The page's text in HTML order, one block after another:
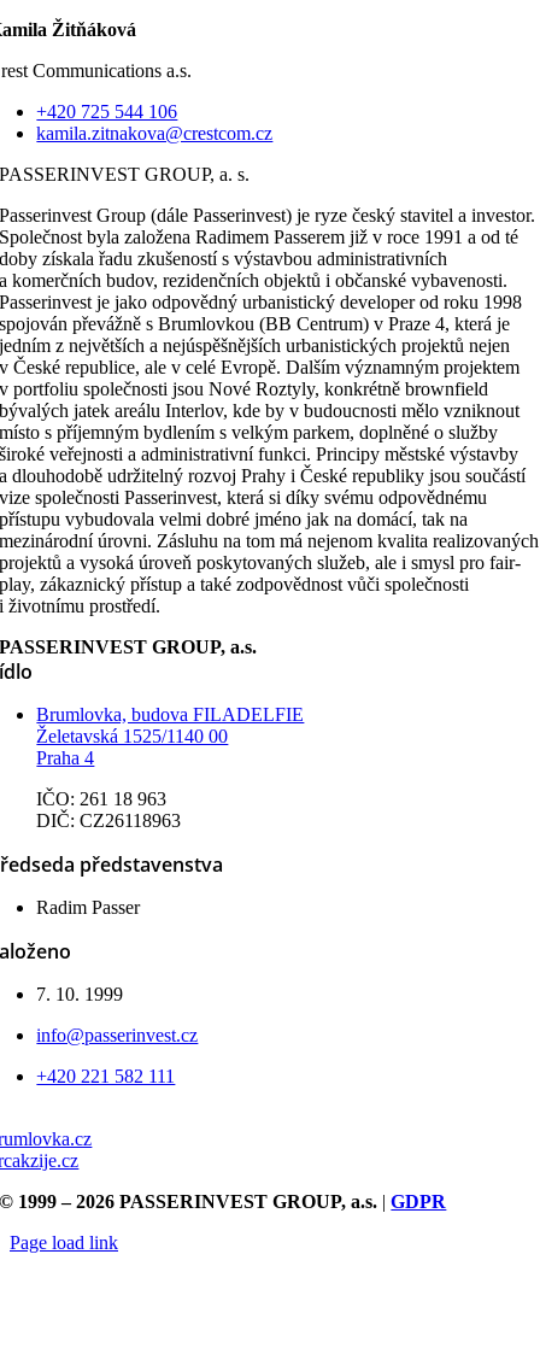
Žitňáková
Communications a.s.
+420 725 544 106
kamila.zitnakova@crestcom.cz
PASSERINVEST GROUP, a. s.
Passerinvest Group (dále Passerinvest) je ryze český stavitel a investor.
Společnost byla založena Radimem Passerem již v roce 1991 a od té
doby získala řadu zkušeností s výstavbou administrativních
a komerčních budov, rezidenčních objektů i občanské vybavenosti.
Passerinvest je jako odpovědný urbanistický developer od roku 1998
spojován převážně s Brumlovkou (BB Centrum) v Praze 4, která je
jedním z největších a nejúspěšnějších urbanistických projektů nejen
v České republice, ale v celé Evropě. Dalším významným projektem
v portfoliu společnosti jsou Nové Roztyly, konkrétně brownfield
bývalých jatek areálu Interlov, kde by v budoucnosti mělo vzniknout
místo s příjemným bydlením s velkým parkem, doplněné o služby
široké veřejnosti a administrativní funkci. Principy městské výstavby
a dlouhodobě udržitelný rozvoj Prahy i České republiky jsou součástí
vize společnosti Passerinvest, která si díky svému odpovědnému
přístupu vybudovala velmi dobré jméno jak na domácí, tak na
mezinárodní úrovni. Zásluhu na tom má nejenom kvalita realizovaných
projektů a vysoká úroveň poskytovaných služeb, ale i smysl pro fair-
play, zákaznický přístup a také zodpovědnost vůči společnosti
i životnímu prostředí.
PASSERINVEST GROUP, a.s.
Brumlovka, budova FILADELFIE
Želetavská 1525/1140 00
Praha 4
IČO: 261 18 963
DIČ: CZ26118963
představenstva
Radim Passer
7. 10. 1999
info@passerinvest.cz
+420 221 582 111
© 1999 – 2026 PASSERINVEST GROUP, a.s. |GDPR
Page load link